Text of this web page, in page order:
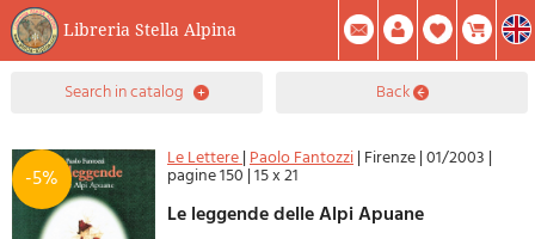
Libreria Stella Alpina
0Item(s) In Your Cart
Summary
Facebook
Create Account Mod. Password
search in catalog back
-5%
Le Lettere|Paolo Fantozzi| Firenze|01/2003 |
pagine 150 |15 x 21
Le leggende delle Alpi Apuane